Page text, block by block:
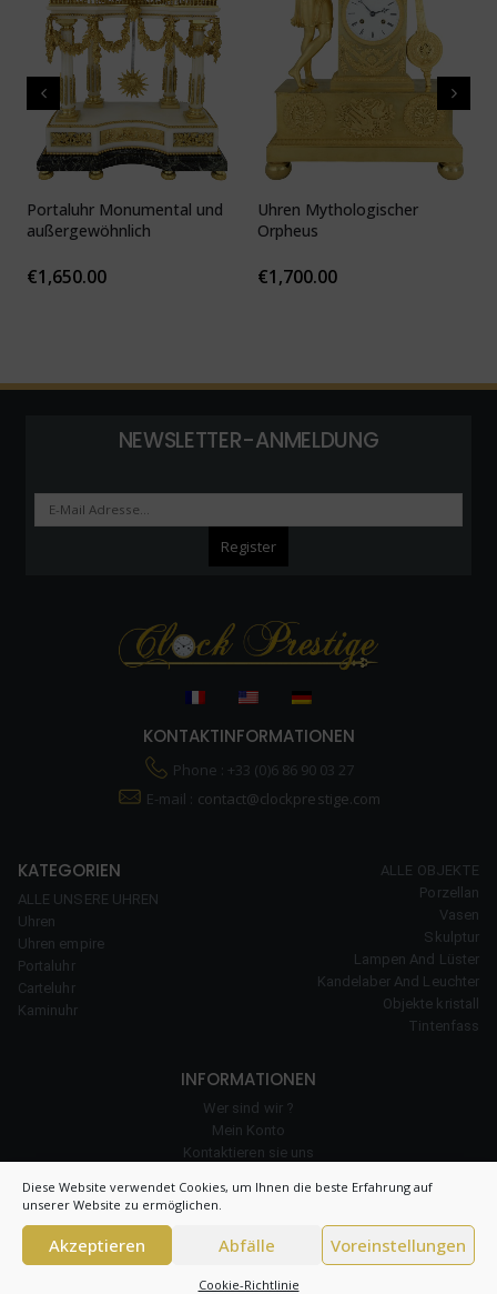
Diese Website verwendet Cookies, um Ihnen die beste Erfahrung auf
unserer Website zu ermöglichen.
Akzeptieren Abfälle Voreinstellungen
Cookie-Richtlinie
Portaluhr Monumental und
außergewöhnlich
€1,650.00
Uhren Mythologischer
Orpheus
€1,700.00
NEWSLETTER-ANMELDUNG
KONTAKTINFORMATIONEN
Phone : +33 (0)6 86 90 03 27
E-mail : contact@clockprestige.com
KATEGORIEN
ALLE UNSERE UHREN
Uhren
Uhren empire
Portaluhr
Carteluhr
Kaminuhr
ALLE OBJEKTE
Porzellan
Vasen
Skulptur
Lampen And Lüster
Kandelaber And Leuchter
Objekte kristall
Tintenfass
INFORMATIONEN
Wer sind wir ?
Mein Konto
Kontaktieren sie uns
Cookie-Richtlinie